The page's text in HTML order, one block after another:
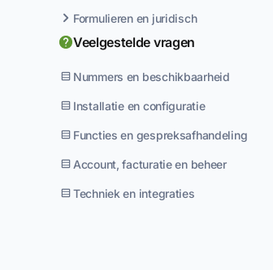
Formulieren en juridisch
Veelgestelde vragen
Nummers en beschikbaarheid
Installatie en configuratie
Functies en gespreksafhandeling
Account, facturatie en beheer
Techniek en integraties